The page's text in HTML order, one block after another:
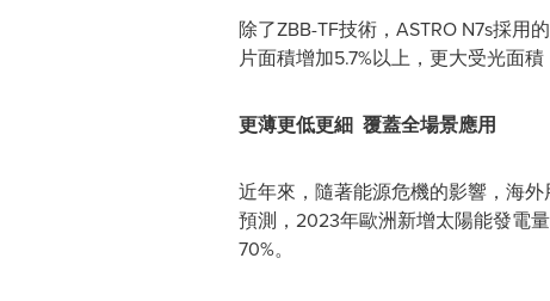
除了ZBB-TF技術，ASTRO N7s採用
片面積增加5.7%以上，更大受光面
更薄更低更細覆蓋全場景應用
近年來，隨著能源危機的影響，海
預測，2023年歐洲新增太陽能發電
70%。